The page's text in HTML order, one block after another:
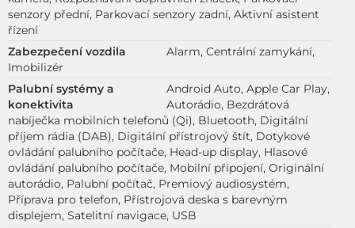
senzory přední, Parkovací senzory zadní, Aktivní asistent
řízení
Zabezpečení vozdila
Alarm, Centrální zamykání,
Imobilizér
Palubní systémy a
konektivita
Android Auto, Apple Car Play,
Autorádio, Bezdrátová
nabíječka mobilních telefonů (Qi), Bluetooth, Digitální
příjem rádia (DAB), Digitální přístrojový štít, Dotykové
ovládání palubního počítače, Head-up display, Hlasové
ovládání palubního počítače, Mobilní připojení, Originální
autorádio, Palubní počítač, Premiový audiosystém,
Příprava pro telefon, Přístrojová deska s barevným
displejem, Satelitní navigace, USB